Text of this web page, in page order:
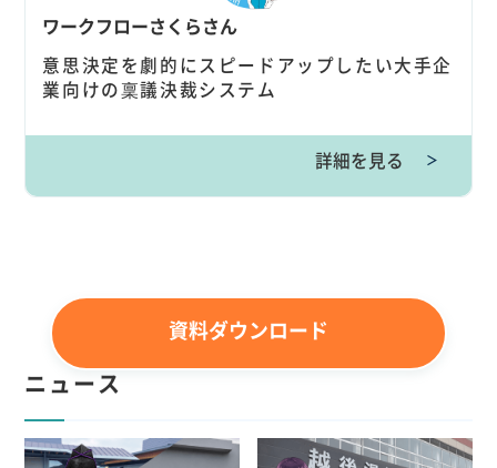
ワークフローさくらさん
意思決定を劇的にスピードアップしたい大手企
業向けの稟議決裁システム
詳細を見る ＞
資料ダウンロード
ニュース